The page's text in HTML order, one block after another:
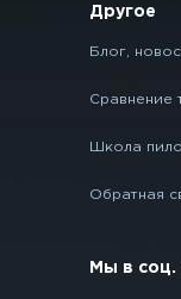
Другое
Блог,
Сравнение
Школа
Обратная
Мы в соц.